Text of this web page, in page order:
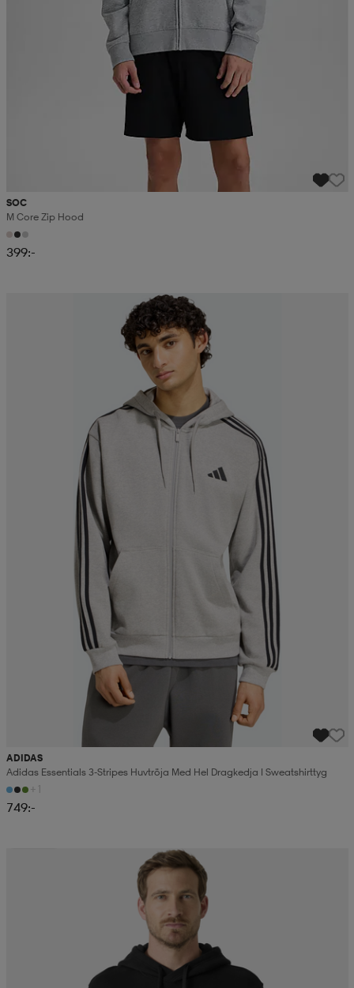
SOC
M Core Zip Hood
399:-
ADIDAS
Adidas Essentials 3-Stripes Huvtröja Med Hel Dragkedja I Sweatshirttyg
+1
749:-